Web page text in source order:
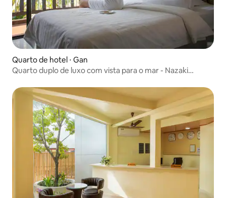
Quarto de hotel ⋅ Gan
Quarto duplo de luxo com vista para o mar - Nazaki